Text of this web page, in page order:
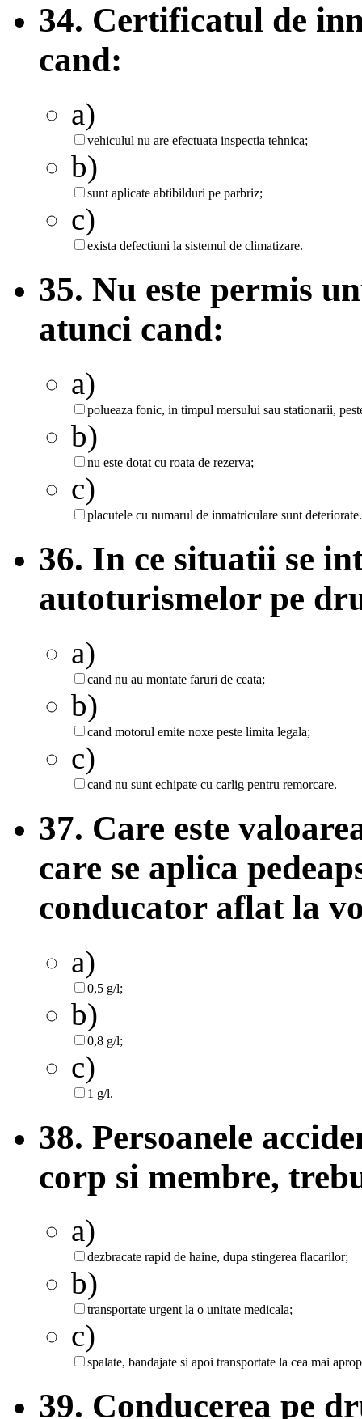
34. Certificatul de
cand:
a)
vehiculul nu are efectuata inspectia tehnica;
b)
sunt aplicate abtibilduri pe parbriz;
c)
exista defectiuni la sistemul de climatizare.
35. Nu este permis
atunci cand:
a)
polueaza fonic, in timpul mersului sau stationarii,
b)
nu este dotat cu roata de rezerva;
c)
placutele cu numarul de inmatriculare sunt deteriorate.
36. In ce situatii se
autoturismelor pe
a)
cand nu au montate faruri de ceata;
b)
cand motorul emite noxe peste limita legala;
c)
cand nu sunt echipate cu carlig pentru remorcare.
37. Care este
care se aplica
conducator aflat la
a)
0,5 g/l;
b)
0,8 g/l;
c)
1 g/l.
38. Persoanele
corp si membre,
a)
dezbracate rapid de haine, dupa stingerea flacarilor;
b)
transportate urgent la o unitate medicala;
c)
spalate, bandajate si apoi transportate la cea mai
39. Conducerea pe